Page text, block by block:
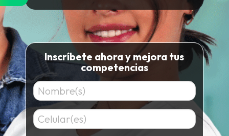
Inscríbete ahora y mejora tus
competencias